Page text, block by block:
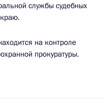
службы судебных
на контроле
прокуратуры.